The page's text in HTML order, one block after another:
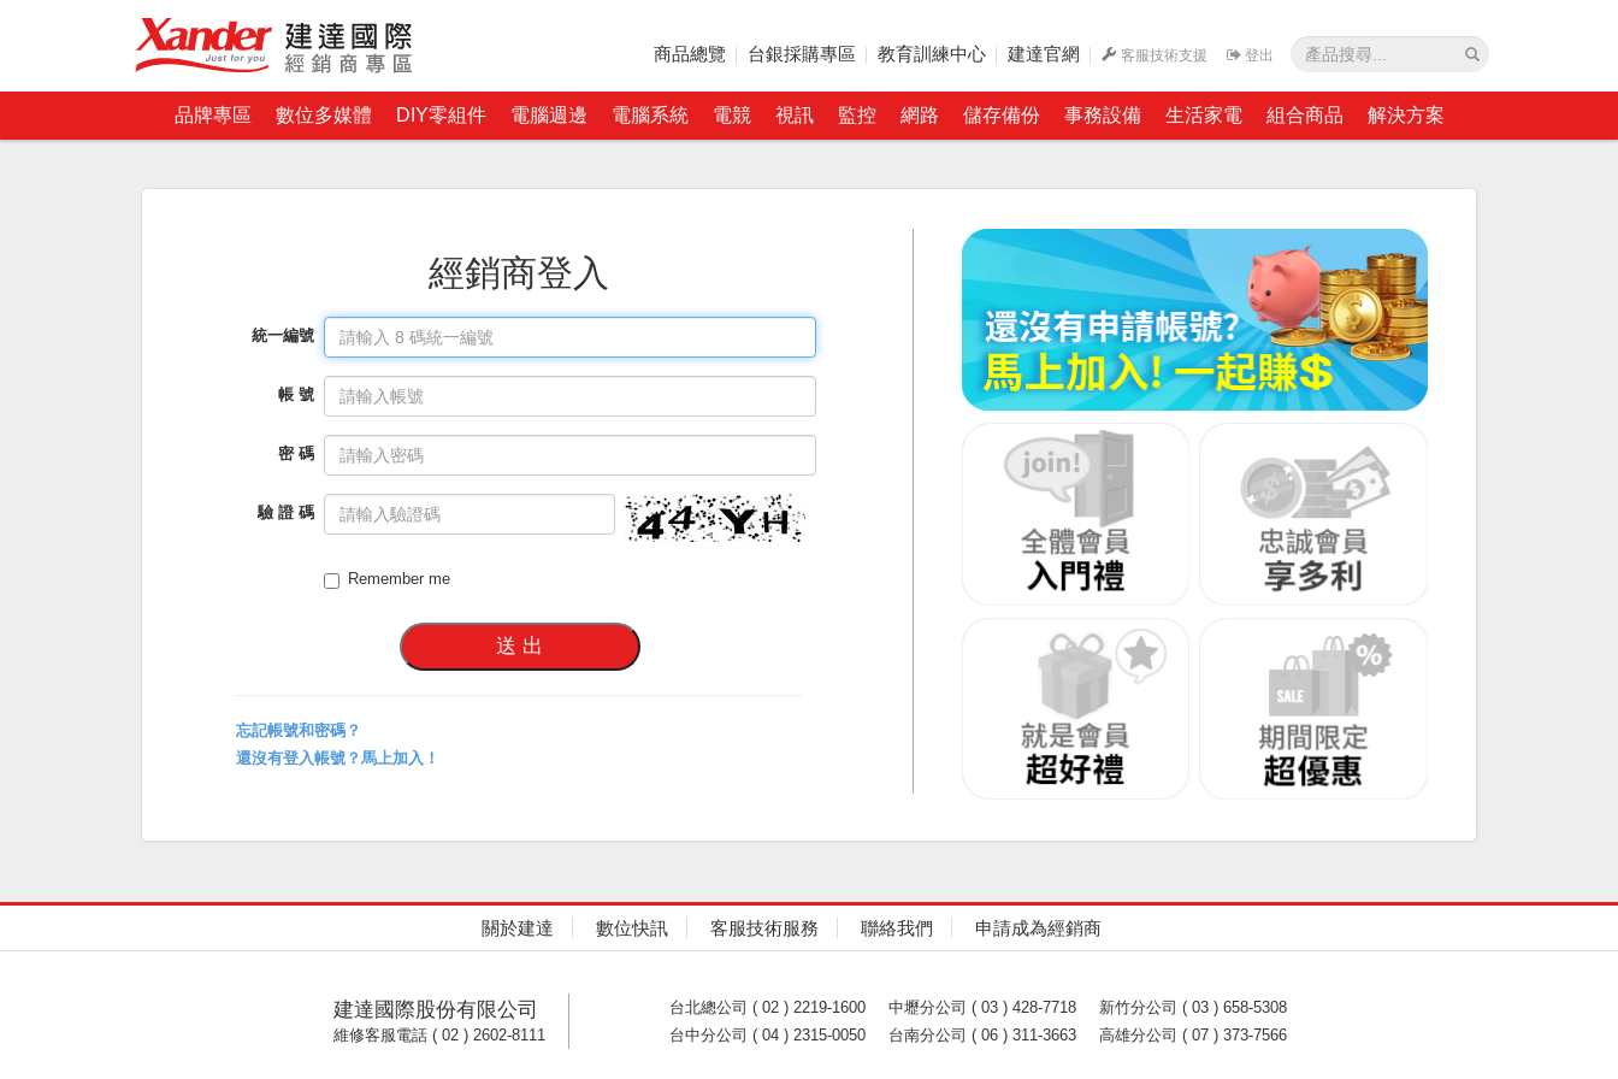
商品總覽 台銀採購專區 教育訓練中心 建達官網 客服技術支援 登出
品牌專區 數位多媒體 DIY零組件 電腦週邊 電腦系統 電競 視訊 監控 網路 儲存備份 事務設備 生活家電 組合商品 解決方案
經銷商登入
統一編號
帳 號
密 碼
驗 證 碼
Remember me
忘記帳號和密碼？
還沒有登入帳號？馬上加入！
關於建達 數位快訊 客服技術服務 聯絡我們 申請成為經銷商
建達國際股份有限公司
維修客服電話 ( 02 ) 2602-8111
台北總公司 ( 02 ) 2219-1600 中壢分公司 ( 03 ) 428-7718
新竹分公司 ( 03 ) 658-5308
台中分公司 ( 04 ) 2315-0050
台南分公司 ( 06 ) 311-3663 高雄分公司 ( 07 ) 373-7566